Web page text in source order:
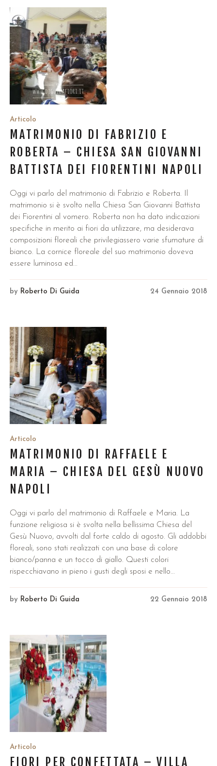
Articolo
MATRIMONIO DI FABRIZIO E
ROBERTA – CHIESA SAN GIOVANNI
BATTISTA DEI FIORENTINI NAPOLI
Oggi vi parlo del matrimonio di Fabrizio e Roberta. Il
matrimonio si è svolto nella Chiesa San Giovanni Battista
dei Fiorentini al vomero. Roberta non ha dato indicazioni
specifiche in merito ai fiori da utilizzare, ma desiderava
composizioni floreali che privilegiassero varie sfumature di
bianco. La cornice floreale del suo matrimonio doveva
essere luminosa ed...
24 Gennaio 2018
by Roberto Di Guida
Articolo
MATRIMONIO DI RAFFAELE E
MARIA – CHIESA DEL GESÙ NUOVO
NAPOLI
Oggi vi parlo del matrimonio di Raffaele e Maria. La
funzione religiosa si è svolta nella bellissima Chiesa del
Gesù Nuovo, avvolti dal forte caldo di agosto. Gli addobbi
floreali, sono stati realizzati con una base di colore
bianco/panna e un tocco di giallo. Questi colori
rispecchiavano in pieno i gusti degli sposi e nello...
22 Gennaio 2018
by Roberto Di Guida
Articolo
FIORI PER CONFETTATA – VILLA